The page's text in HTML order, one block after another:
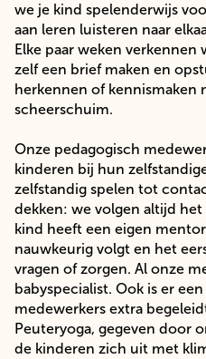
we je kind spelenderwijs
aan leren luisteren naar
Elke paar weken
zelf een brief maken en
herkennen of kennismaken
scheerschuim.
Onze pedagogisch
kinderen bij hun
zelfstandig spelen tot
dekken: we volgen altijd
kind heeft een eigen
nauwkeurig volgt en het
vragen of zorgen. Al onze
babyspecialist. Ook is er
medewerkers extra
Peuteryoga, gegeven door
de kinderen zich uit met